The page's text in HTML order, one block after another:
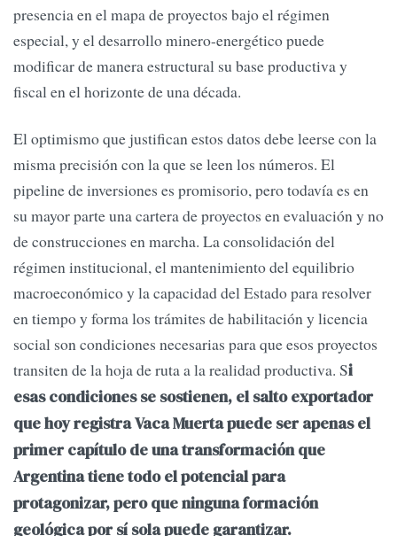
presencia en el mapa de proyectos bajo el régimen
especial, y el desarrollo minero-energético puede
modificar de manera estructural su base productiva y
fiscal en el horizonte de una década.
El optimismo que justifican estos datos debe leerse con la
misma precisión con la que se leen los números. El
pipeline de inversiones es promisorio, pero todavía es en
su mayor parte una cartera de proyectos en evaluación y no
de construcciones en marcha. La consolidación del
régimen institucional, el mantenimiento del equilibrio
macroeconómico y la capacidad del Estado para resolver
en tiempo y forma los trámites de habilitación y licencia
social son condiciones necesarias para que esos proyectos
transiten de la hoja de ruta a la realidad productiva. Si
esas condiciones se sostienen, el salto exportador
que hoy registra Vaca Muerta puede ser apenas el
primer capítulo de una transformación que
Argentina tiene todo el potencial para
protagonizar, pero que ninguna formación
geológica por sí sola puede garantizar.